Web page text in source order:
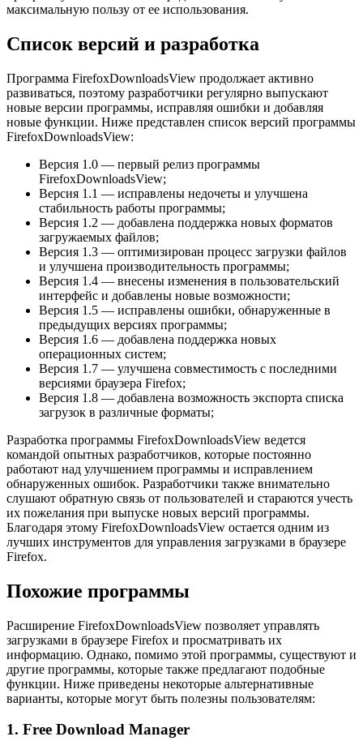
максимальную пользу от ее использования.
Список версий и разработка
Программа FirefoxDownloadsView продолжает активно
развиваться, поэтому разработчики регулярно выпускают
новые версии программы, исправляя ошибки и добавляя
новые функции. Ниже представлен список версий программы
FirefoxDownloadsView:
Версия 1.0 — первый релиз программы
FirefoxDownloadsView;
Версия 1.1 — исправлены недочеты и улучшена
стабильность работы программы;
Версия 1.2 — добавлена поддержка новых форматов
загружаемых файлов;
Версия 1.3 — оптимизирован процесс загрузки файлов
и улучшена производительность программы;
Версия 1.4 — внесены изменения в пользовательский
интерфейс и добавлены новые возможности;
Версия 1.5 — исправлены ошибки, обнаруженные в
предыдущих версиях программы;
Версия 1.6 — добавлена поддержка новых
операционных систем;
Версия 1.7 — улучшена совместимость с последними
версиями браузера Firefox;
Версия 1.8 — добавлена возможность экспорта списка
загрузок в различные форматы;
Разработка программы FirefoxDownloadsView ведется
командой опытных разработчиков, которые постоянно
работают над улучшением программы и исправлением
обнаруженных ошибок. Разработчики также внимательно
слушают обратную связь от пользователей и стараются учесть
их пожелания при выпуске новых версий программы.
Благодаря этому FirefoxDownloadsView остается одним из
лучших инструментов для управления загрузками в браузере
Firefox.
Похожие программы
Расширение FirefoxDownloadsView позволяет управлять
загрузками в браузере Firefox и просматривать их
информацию. Однако, помимо этой программы, существуют и
другие программы, которые также предлагают подобные
функции. Ниже приведены некоторые альтернативные
варианты, которые могут быть полезны пользователям:
1. Free Download Manager